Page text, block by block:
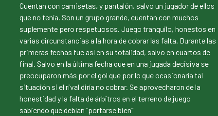
Cuentan con camisetas, y pantalón, salvo un jugador de ellos
que no tenía. Son un grupo grande, cuentan con muchos
suplemente pero respetuosos. Juego tranquilo, honestos en
varias circunstancias a la hora de cobrar las falta. Durante las
primeras fechas fue así en su totalidad, salvo en cuartos de
final. Salvo en la última fecha que en una jugada decisiva se
preocuparon más por el gol que por lo que ocasionaría tal
situación si el rival diría no cobrar. Se aprovecharon de la
honestidad y la falta de árbitros en el terreno de juego
sabiendo que debían “portarse bien”